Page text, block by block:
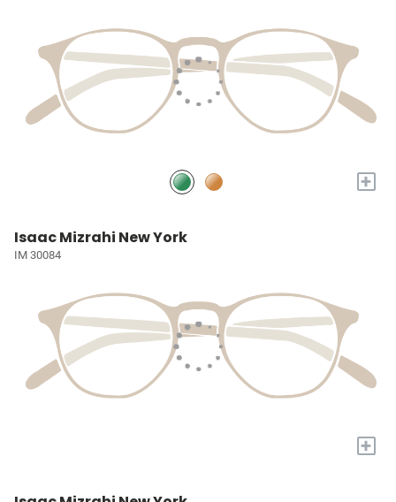
+
Isaac Mizrahi New York
IM 30084
+